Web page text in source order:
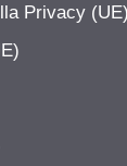
Privacy